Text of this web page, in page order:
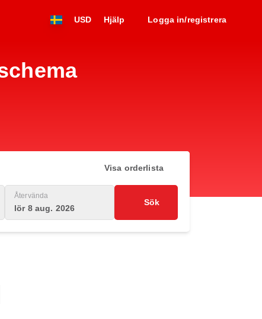
USD Hjälp Logga in/registrera
Visa orderlista
Återvända
lör 8 aug. 2026
Sök